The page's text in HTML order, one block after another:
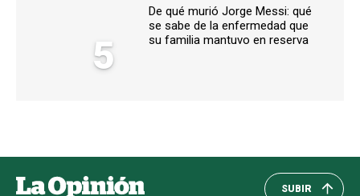
5
De qué murió Jorge Messi: qué
se sabe de la enfermedad que
su familia mantuvo en reserva
SUBIR